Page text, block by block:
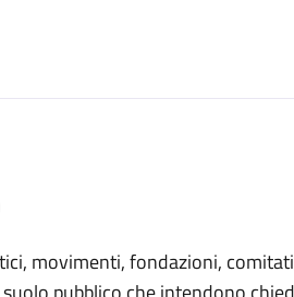
movimenti, fondazioni,